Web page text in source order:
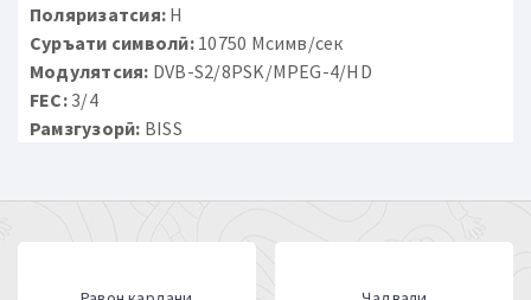
Поляризатсия: H
Суръати символӣ:10750 Мсимв/сек
Модулятсия: DVB-S2/8PSK/MPEG-4/HD
FEC:3/4
Рамзгузорӣ: BISS